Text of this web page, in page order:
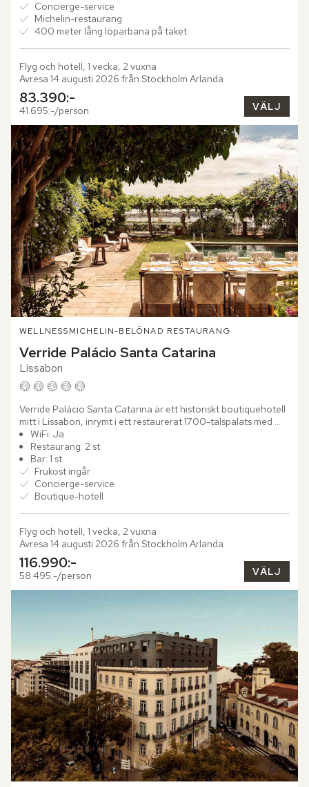
Concierge-service
Michelin-restaurang
400 meter lång löparbana på taket
Flyg och hotell, 1 vecka, 2 vuxna
Avresa 14 augusti 2026 från Stockholm Arlanda
83.390:-
41.695:-/person VÄLJ
WELLNESSMICHELIN-BELÖNAD RESTAURANG
Verride Palácio Santa Catarina
Lissabon
Verride Palácio Santa Catarina är ett historiskt boutiquehotell
mitt i Lissabon, inrymt i ett restaurerat 1700-talspalats med
utsikt över floden Tejo. Här möts stadens...
WiFi: Ja
Restaurang: 2 st
Bar: 1 st
Frukost ingår
Concierge-service
Boutique-hotell
Flyg och hotell, 1 vecka, 2 vuxna
Avresa 14 augusti 2026 från Stockholm Arlanda
116.990:-
58.495:-/person VÄLJ